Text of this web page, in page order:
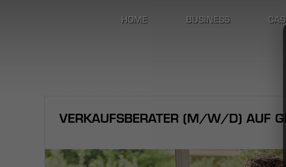
HOME BUSINESS
VERKAUFSBERATER (M/W/D) AUF